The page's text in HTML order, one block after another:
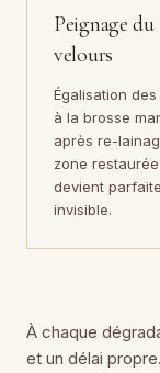
Peignage du
velours
Égalisation
à la brosse
après re-
zone restaurée
devient
invisible.
À chaque
et un délai